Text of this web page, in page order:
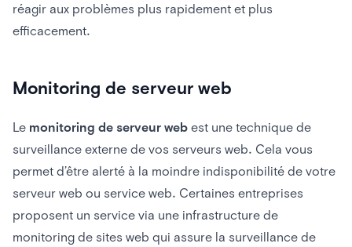
réagir aux problèmes plus rapidement et plus
efficacement.
Monitoring de serveur web
Le monitoring de serveur web est une technique de
surveillance externe de vos serveurs web. Cela vous
permet d’être alerté à la moindre indisponibilité de votre
serveur web ou service web. Certaines entreprises
proposent un service via une infrastructure de
monitoring de sites web qui assure la surveillance de